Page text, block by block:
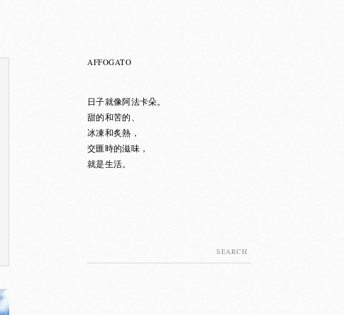
AFFOGATO
日子就像阿法卡朵。
甜的和苦的、
冰凍和炙熱，
交匯時的滋味，
就是生活。
for: